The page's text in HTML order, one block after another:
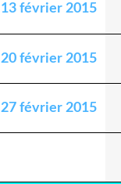
13 février 2015
20 février 2015
27 février 2015